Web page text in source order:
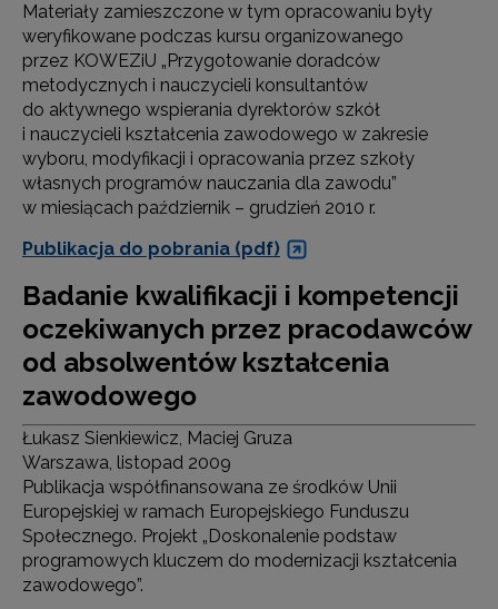
Materiały zamieszczone w tym opracowaniu były
weryfikowane podczas kursu organizowanego
przez KOWEZiU „Przygotowanie doradców
metodycznych i nauczycieli konsultantów
do aktywnego wspierania dyrektorów szkół
i nauczycieli kształcenia zawodowego w zakresie
wyboru, modyfikacji i opracowania przez szkoły
własnych programów nauczania dla zawodu”
w miesiącach październik – grudzień 2010 r.
Publikacja do pobrania (pdf)
Badanie kwalifikacji i kompetencji
oczekiwanych przez pracodawców
od absolwentów kształcenia
zawodowego
Łukasz Sienkiewicz, Maciej Gruza
Warszawa, listopad 2009
Publikacja współfinansowana ze środków Unii
Europejskiej w ramach Europejskiego Funduszu
Społecznego. Projekt „Doskonalenie podstaw
programowych kluczem do modernizacji kształcenia
zawodowego”.